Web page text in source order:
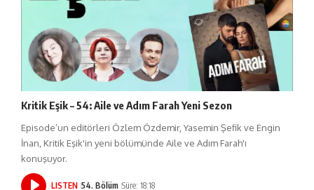
Kritik Eşik – 54: Aile ve Adım Farah Yeni Sezon
Episode’un editörleri Özlem Özdemir, Yasemin Şefik ve Engin
İnan, Kritik Eşik'in yeni bölümünde Aile ve Adım Farah'ı
konuşuyor.
LISTEN 54. Bölüm Süre: 18:18